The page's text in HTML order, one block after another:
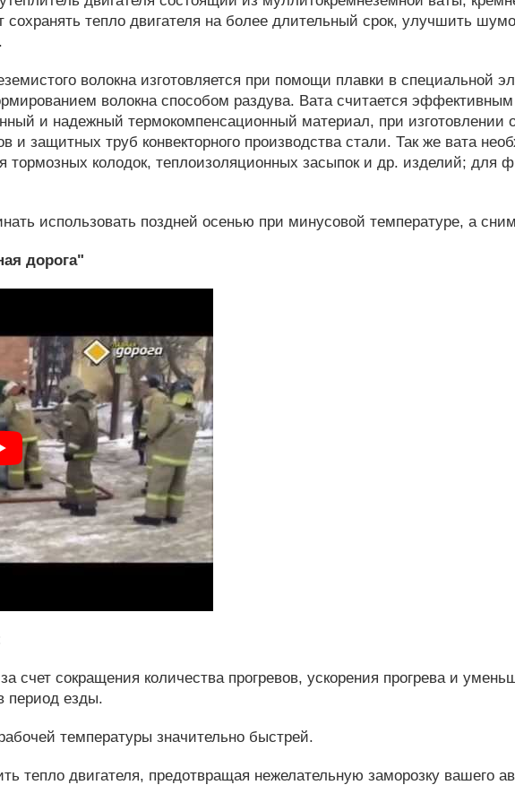
сохранять тепло двигателя на более длительный срок, улучшить
волокна изготовляется при помощи плавки в специальной
волокна способом раздува. Вата считается
и надежный термокомпенсационный материал, при изготовлении
и защитных труб конвекторного производства стали. Так же вата
тормозных колодок, теплоизоляционных засыпок и др. изделий; для
использовать поздней осенью при минусовой температуре, а
дорога"
счет сокращения количества прогревов, ускорения прогрева и
период езды.
температуры значительно быстрей.
тепло двигателя, предотвращая нежелательную заморозку вашего